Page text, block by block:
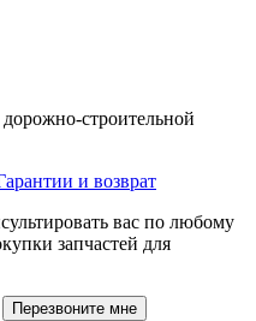
строительной
и возврат
вас по любому
запчастей для
Перезвоните мне